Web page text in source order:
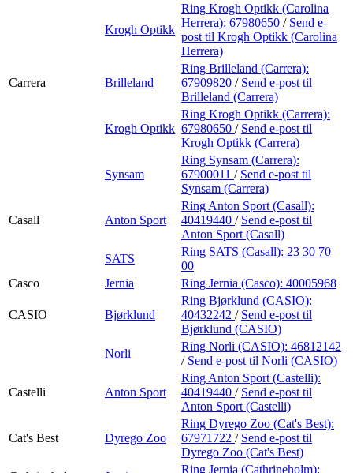
Krogh Optikk
Ring Krogh Optikk (Carolina
Herrera): 67980650 / Send e-
post til Krogh Optikk (Carolina
Herrera)
Carrera Brilleland
Ring Brilleland (Carrera):
67909820 / Send e-post til
Brilleland (Carrera)
Krogh Optikk
Ring Krogh Optikk (Carrera):
67980650 / Send e-post til
Krogh Optikk (Carrera)
Synsam
Ring Synsam (Carrera):
67900011 / Send e-post til
Synsam (Carrera)
Casall Anton Sport
Ring Anton Sport (Casall):
40419440 / Send e-post til
Anton Sport (Casall)
SATS
Ring SATS (Casall): 23 30 70
00
Casco
Jernia Ring Jernia (Casco): 40005968
CASIO Bjørklund
Ring Bjørklund (CASIO):
40432242 / Send e-post til
Bjørklund (CASIO)
Norli
Ring Norli (CASIO): 46812142
/ Send e-post til Norli (CASIO)
Castelli Anton Sport
Ring Anton Sport (Castelli):
40419440 / Send e-post til
Anton Sport (Castelli)
Cat's Best Dyrego Zoo
Ring Dyrego Zoo (Cat's Best):
67971722 / Send e-post til
Dyrego Zoo (Cat's Best)
Ring Jernia (Cathrineholm):